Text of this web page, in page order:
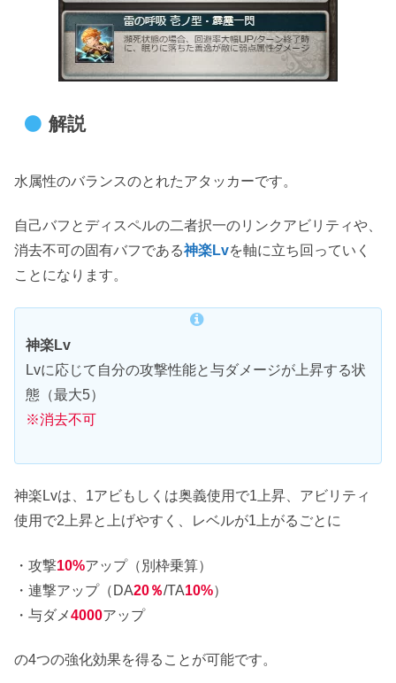
解説
水属性のバランスのとれたアタッカーです。
自己バフとディスペルの二者択一のリンクアビリティや、
消去不可の固有バフである神楽Lvを軸に立ち回っていく
ことになります。
神楽Lv
Lvに応じて自分の攻撃性能と与ダメージが上昇する状
態（最大5）
※消去不可
神楽Lvは、1アビもしくは奥義使用で1上昇、アビリティ
使用で2上昇と上げやすく、レベルが1上がるごとに
・攻撃10%アップ（別枠乗算）
・連撃アップ（DA20％/TA10%）
・与ダメ4000アップ
の4つの強化効果を得ることが可能です。